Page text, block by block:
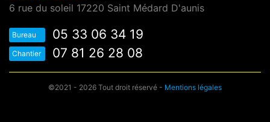
6 rue du soleil 17220 Saint Médard D'aunis
Bureau 05 33 06 34 19
Chantier 07 81 26 28 08
©2021 - 2026 Tout droit réservé - Mentions légales